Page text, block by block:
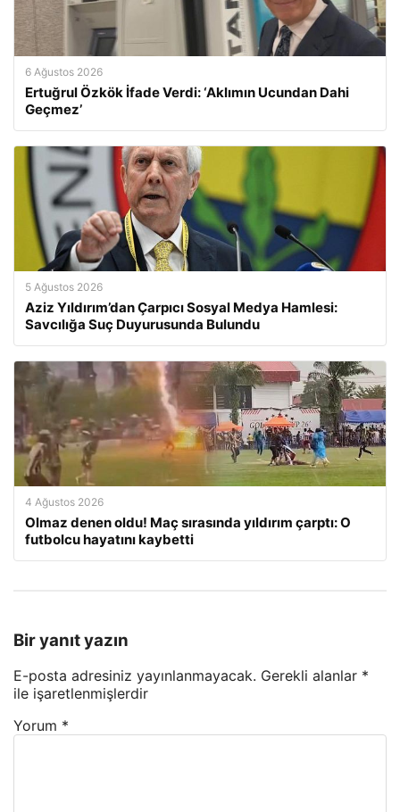
6 Ağustos 2026
Ertuğrul Özkök İfade Verdi: ‘Aklımın Ucundan Dahi
Geçmez’
5 Ağustos 2026
Aziz Yıldırım’dan Çarpıcı Sosyal Medya Hamlesi:
Savcılığa Suç Duyurusunda Bulundu
4 Ağustos 2026
Olmaz denen oldu! Maç sırasında yıldırım çarptı: O
futbolcu hayatını kaybetti
Bir yanıt yazın
E-posta adresiniz yayınlanmayacak. Gerekli alanlar *
ile işaretlenmişlerdir
Yorum *